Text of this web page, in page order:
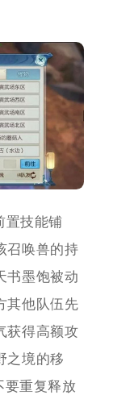
置技能铺
召唤兽的持
书墨饱被动
其他队伍先
获得高额攻
之境的移
重复释放